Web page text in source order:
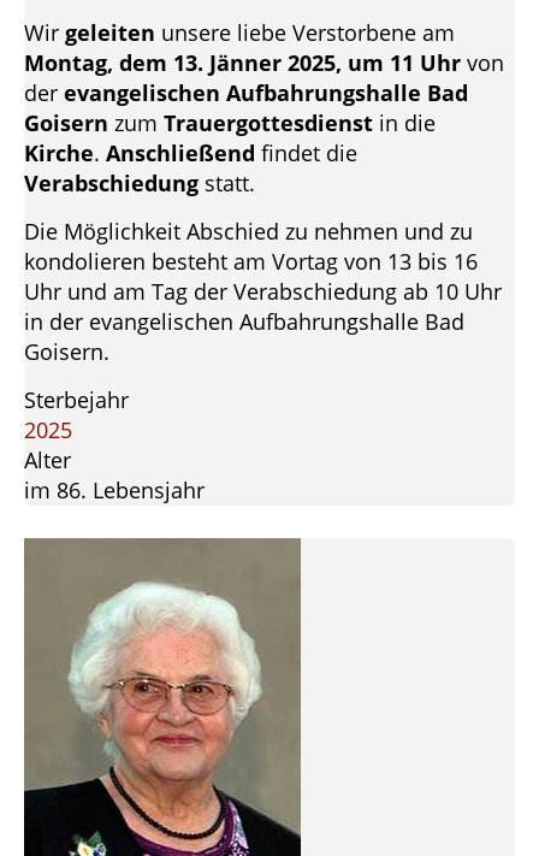
Wir geleiten unsere liebe Verstorbene am
Montag, dem 13. Jänner 2025, um 11 Uhr von
der evangelischen Aufbahrungshalle Bad
Goisern zum Trauergottesdienst in die
Kirche. Anschließend findet die
Verabschiedung statt.
Die Möglichkeit Abschied zu nehmen und zu
kondolieren besteht am Vortag von 13 bis 16
Uhr und am Tag der Verabschiedung ab 10 Uhr
in der evangelischen Aufbahrungshalle Bad
Goisern.
Sterbejahr
2025
Alter
im 86. Lebensjahr